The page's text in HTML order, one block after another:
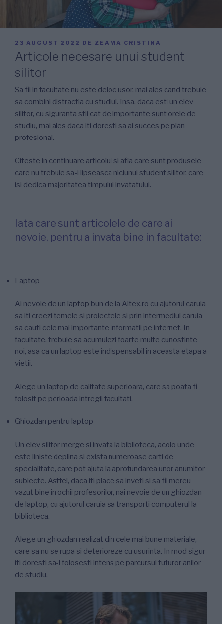
PUBLICAT
PE
23 AUGUST 2022 DE ZEAMA CRISTINA
Articole necesare unui student
silitor
Sa fii in facultate nu este deloc usor, mai ales cand trebuie
sa combini distractia cu studiul. Insa, daca esti un elev
silitor, cu siguranta stii cat de importante sunt orele de
studiu, mai ales daca iti doresti sa ai succes pe plan
profesional.
Citeste in continuare articolul si afla care sunt produsele
care nu trebuie sa-i lipseasca niciunui student silitor, care
isi dedica majoritatea timpului invatatului.
Iata care sunt articolele de care ai
nevoie, pentru a invata bine in facultate:
Laptop
Ai nevoie de un laptop bun de la Altex.ro cu ajutorul caruia
sa iti creezi temele si proiectele si prin intermediul caruia
sa cauti cele mai importante informatii pe internet. In
facultate, trebuie sa acumulezi foarte multe cunostinte
noi, asa ca un laptop este indispensabil in aceasta etapa a
vietii.
Alege un laptop de calitate superioara, care sa poata fi
folosit pe perioada intregii facultati.
Ghiozdan pentru laptop
Un elev silitor merge si invata la biblioteca, acolo unde
este liniste deplina si exista numeroase carti de
specialitate, care pot ajuta la aprofundarea unor anumitor
subiecte. Astfel, daca iti place sa inveti si sa fii mereu
vazut bine in ochii profesorilor, nai nevoie de un ghiozdan
de laptop, cu ajutorul caruia sa transporti computerul la
biblioteca.
Alege un ghiozdan realizat din cele mai bune materiale,
care sa nu se rupa si deterioreze cu usurinta. In mod sigur
iti doresti sa-l folosesti intens pe parcursul tuturor anilor
de studiu.